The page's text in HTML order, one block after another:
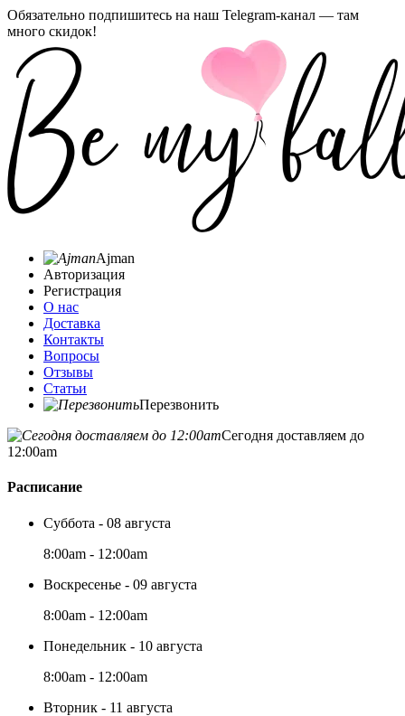
Обязательно подпишитесь на наш Telegram-канал — там
много скидок!
Ajman
Авторизация
Регистрация
О нас
Доставка
Контакты
Вопросы
Отзывы
Статьи
Перезвонить
Сегодня доставляем до
12:00am
Расписание
Суббота - 08 августа
8:00am - 12:00am
Воскресенье - 09 августа
8:00am - 12:00am
Понедельник - 10 августа
8:00am - 12:00am
Вторник - 11 августа